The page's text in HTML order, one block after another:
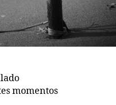
momentos